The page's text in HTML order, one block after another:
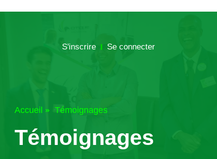
S'inscrire Se connecter
Accueil Témoignages
Témoignages